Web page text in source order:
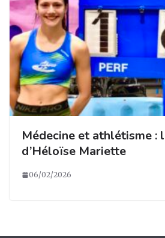
Médecine et athlétisme :
d’Héloïse Mariette
06/02/2026